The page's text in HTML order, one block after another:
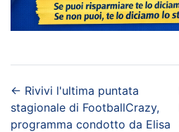
← Rivivi l'ultima puntata
stagionale di FootballCrazy,
programma condotto da Elisa